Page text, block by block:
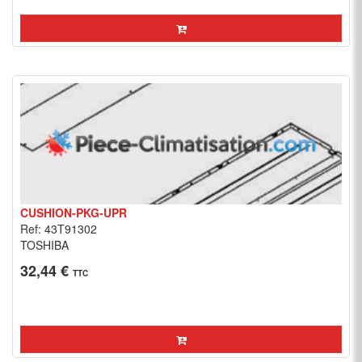
CUSHION-PKG-UPR
Ref: 43T91302
TOSHIBA
32,44 € TTC